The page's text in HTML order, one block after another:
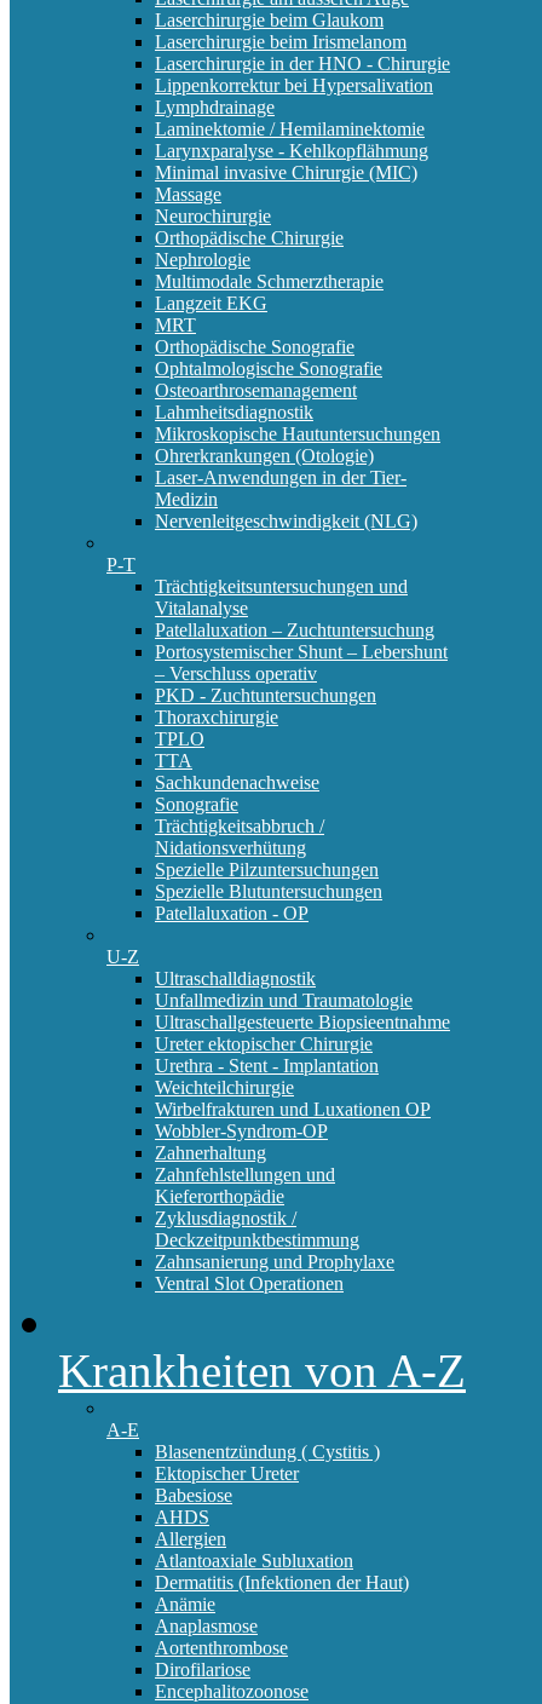
Laserchirurgie beim Glaukom
Laserchirurgie beim Irismelanom
Laserchirurgie in der HNO - Chirurgie
Lippenkorrektur bei Hypersalivation
Lymphdrainage
Laminektomie / Hemilaminektomie
Larynxparalyse - Kehlkopflähmung
Minimal invasive Chirurgie (MIC)
Massage
Neurochirurgie
Orthopädische Chirurgie
Nephrologie
Multimodale Schmerztherapie
Langzeit EKG
MRT
Orthopädische Sonografie
Ophtalmologische Sonografie
Osteoarthrosemanagement
Lahmheitsdiagnostik
Mikroskopische Hautuntersuchungen
Ohrerkrankungen (Otologie)
Laser-Anwendungen in der Tier-
Medizin
Nervenleitgeschwindigkeit (NLG)
P-T
Trächtigkeitsuntersuchungen und
Vitalanalyse
Patellaluxation – Zuchtuntersuchung
Portosystemischer Shunt – Lebershunt
– Verschluss operativ
PKD - Zuchtuntersuchungen
Thoraxchirurgie
TPLO
TTA
Sachkundenachweise
Sonografie
Trächtigkeitsabbruch /
Nidationsverhütung
Spezielle Pilzuntersuchungen
Spezielle Blutuntersuchungen
Patellaluxation - OP
U-Z
Ultraschalldiagnostik
Unfallmedizin und Traumatologie
Ultraschallgesteuerte Biopsieentnahme
Ureter ektopischer Chirurgie
Urethra - Stent - Implantation
Weichteilchirurgie
Wirbelfrakturen und Luxationen OP
Wobbler-Syndrom-OP
Zahnerhaltung
Zahnfehlstellungen und
Kieferorthopädie
Zyklusdiagnostik /
Deckzeitpunktbestimmung
Zahnsanierung und Prophylaxe
Ventral Slot Operationen
Krankheiten von A-Z
A-E
Blasenentzündung ( Cystitis )
Ektopischer Ureter
Babesiose
AHDS
Allergien
Atlantoaxiale Subluxation
Dermatitis (Infektionen der Haut)
Anämie
Anaplasmose
Aortenthrombose
Dirofilariose
Encephalitozoonose